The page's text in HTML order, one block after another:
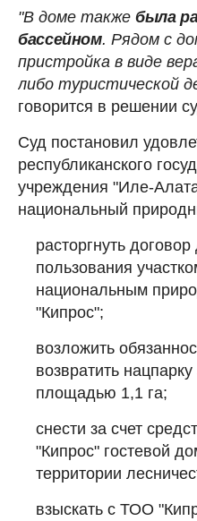
"В доме также была
бассейном. Рядом с
пристройка в виде
либо туристической
говорится в решении
Суд постановил
республиканского
учреждения "Иле-
национальный
расторгнуть
пользования
национальным
"Кипрос";
возложить
возвратить
площадью 1,1 га;
снести за счет
"Кипрос" гостевой
территории
взыскать с ТОО